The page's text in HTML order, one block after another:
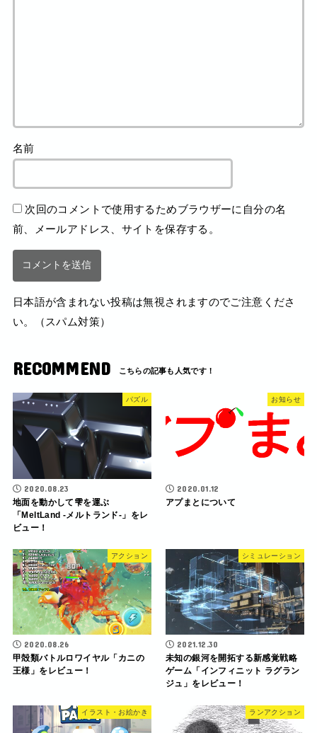
名前
次回のコメントで使用するためブラウザーに自分の名
前、メールアドレス、サイトを保存する。
日本語が含まれない投稿は無視されますのでご注意くださ
い。（スパム対策）
RECOMMEND
パズル
2020.08.23
地面を動かして雫を運ぶ
「MeltLand -メルトランド-」をレ
ビュー！
お知らせ
2020.01.12
アプまとについて
アクション
2020.08.26
甲殻類バトルロワイヤル「カニの
王様」をレビュー！
シミュレーション
2021.12.30
未知の銀河を開拓する新感覚戦略
ゲーム「インフィニット ラグラン
ジュ」をレビュー！
イラスト・お絵かき ランアクション